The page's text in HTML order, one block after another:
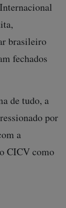
brasileiro
fechados
de tudo, a
por
a
CICV como